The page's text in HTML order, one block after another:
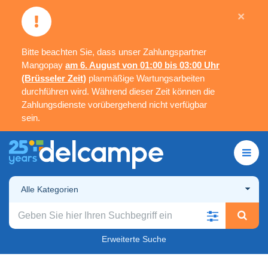
Bitte beachten Sie, dass unser Zahlungspartner
Mangopay am 6. August von 01:00 bis 03:00 Uhr
(Brüsseler Zeit) planmäßige Wartungsarbeiten
durchführen wird. Während dieser Zeit können die
Zahlungsdienste vorübergehend nicht verfügbar
sein.
×
Alle Kategorien
Erweiterte Suche